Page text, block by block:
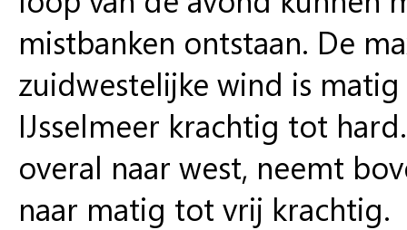
mistbanken ontstaan. De
zuidwestelijke wind is
IJsselmeer krachtig tot
overal naar west, neemt
naar matig tot vrij krachtig.